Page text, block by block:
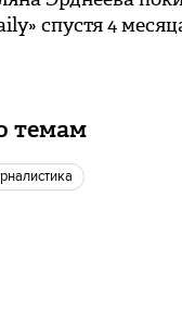
спустя 4
темам